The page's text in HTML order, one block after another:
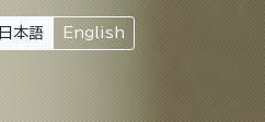
日本語 English